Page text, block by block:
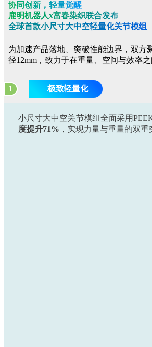
协同创新 ， 轻量觉醒
鹿明机器人x富春染织联合发布
全球首款小尺寸大中空轻量化关节模组
为加速产品落地、突破性能边界，双方
径12mm，致力于在重量、空间与效率
1 极致轻量化
小尺寸大中空关节模组全面采用
度提升71% ，实现力量与重量的双重